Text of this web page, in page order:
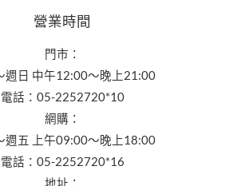
營業時間
門市：
週日 中午12:00～晚上21:00
電話：05-2252720*10
網購：
週五 上午09:00～晚上18:00
電話：05-2252720*16